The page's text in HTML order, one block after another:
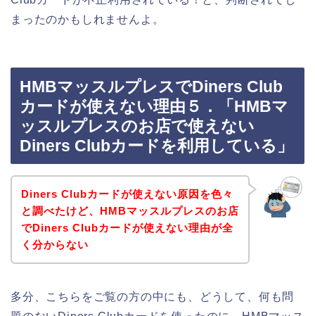
まったのかもしれませんよ。
HMBマッスルプレスでDiners Club
カードが使えない理由５．「HMBマ
ッスルプレスのお店で使えない
Diners Clubカードを利用している」
Diners Clubカードが使えない原因を色々
と調べたけど、HMBマッスルプレスのお店
でDiners Clubカードが使えない理由が全
く分からない
多分、こちらをご覧の方の中にも、どうして、何も問